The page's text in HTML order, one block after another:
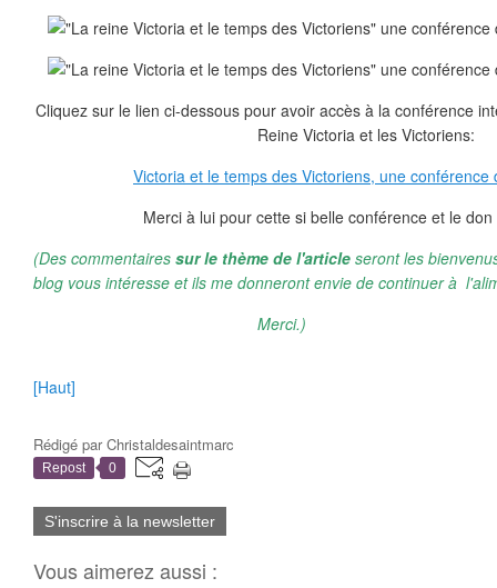
Cliquez sur le lien ci-dessous pour avoir accès à la conférence
Reine Victoria et les Victoriens:
Victoria et le temps des Victoriens, une conférence
Merci à lui pour cette si belle conférence et le
(Des commentaires sur le thème de l'article seront les
blog vous intéresse et ils me donneront envie de continuer à
Merci.)
[Haut]
Rédigé parChristaldesaintmarc
Repost 0
S'inscrire à la newsletter
Vous aimerez aussi :